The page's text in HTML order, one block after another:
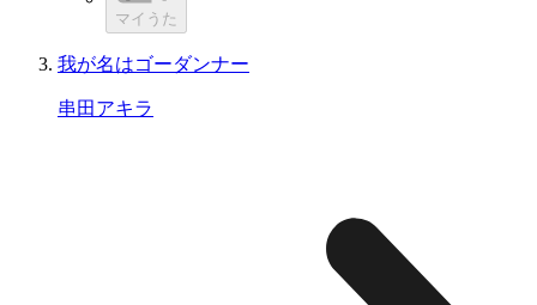
マイうた
我が名はゴーダンナー
串田アキラ